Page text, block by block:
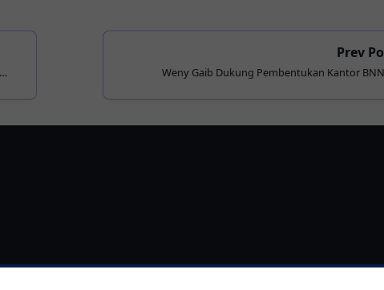
Prev
Weny Gaib Dukung Pembentukan Kantor